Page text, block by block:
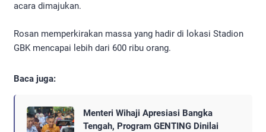
acara dimajukan.
Rosan memperkirakan massa yang hadir di lokasi Stadion
GBK mencapai lebih dari 600 ribu orang.
Baca juga:
Menteri Wihaji Apresiasi Bangka
Tengah, Program GENTING Dinilai